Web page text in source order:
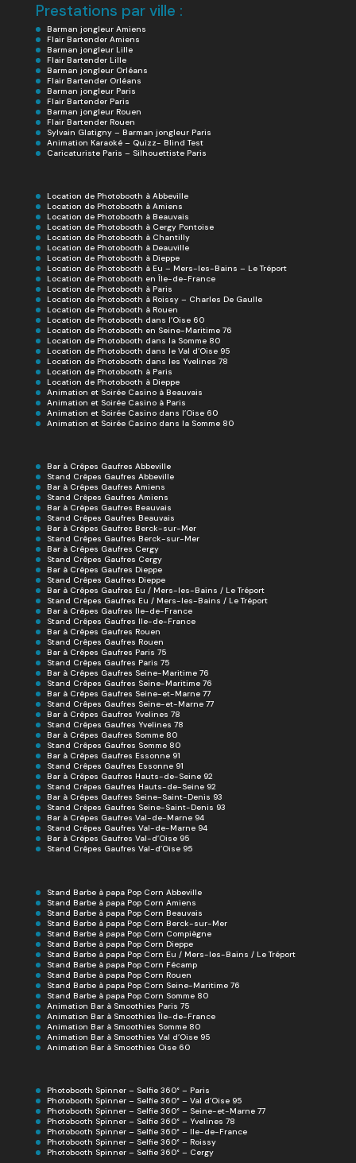
Prestations par ville :
Barman jongleur Amiens
Flair Bartender Amiens
Barman jongleur Lille
Flair Bartender Lille
Barman jongleur Orléans
Flair Bartender Orléans
Barman jongleur Paris
Flair Bartender Paris
Barman jongleur Rouen
Flair Bartender Rouen
Sylvain Glatigny – Barman jongleur Paris
Animation Karaoké – Quizz- Blind Test
Caricaturiste Paris – Silhouettiste Paris
Location de Photobooth à Abbeville
Location de Photobooth à Amiens
Location de Photobooth à Beauvais
Location de Photobooth à Cergy Pontoise
Location de Photobooth à Chantilly
Location de Photobooth à Deauville
Location de Photobooth à Dieppe
Location de Photobooth à Eu – Mers-les-Bains – Le Tréport
Location de Photobooth en Île-de-France
Location de Photobooth à Paris
Location de Photobooth à Roissy – Charles De Gaulle
Location de Photobooth à Rouen
Location de Photobooth dans l’Oise 60
Location de Photobooth en Seine-Maritime 76
Location de Photobooth dans la Somme 80
Location de Photobooth dans le Val d’Oise 95
Location de Photobooth dans les Yvelines 78
Location de Photobooth à Paris
Location de Photobooth à Dieppe
Animation et Soirée Casino à Beauvais
Animation et Soirée Casino à Paris
Animation et Soirée Casino dans l’Oise 60
Animation et Soirée Casino dans la Somme 80
Bar à Crêpes Gaufres Abbeville
Stand Crêpes Gaufres Abbeville
Bar à Crêpes Gaufres Amiens
Stand Crêpes Gaufres Amiens
Bar à Crêpes Gaufres Beauvais
Stand Crêpes Gaufres Beauvais
Bar à Crêpes Gaufres Berck-sur-Mer
Stand Crêpes Gaufres Berck-sur-Mer
Bar à Crêpes Gaufres Cergy
Stand Crêpes Gaufres Cergy
Bar à Crêpes Gaufres Dieppe
Stand Crêpes Gaufres Dieppe
Bar à Crêpes Gaufres Eu / Mers-les-Bains / Le Tréport
Stand Crêpes Gaufres Eu / Mers-les-Bains / Le Tréport
Bar à Crêpes Gaufres Ile-de-France
Stand Crêpes Gaufres Ile-de-France
Bar à Crêpes Gaufres Rouen
Stand Crêpes Gaufres Rouen
Bar à Crêpes Gaufres Paris 75
Stand Crêpes Gaufres Paris 75
Bar à Crêpes Gaufres Seine-Maritime 76
Stand Crêpes Gaufres Seine-Maritime 76
Bar à Crêpes Gaufres Seine-et-Marne 77
Stand Crêpes Gaufres Seine-et-Marne 77
Bar à Crêpes Gaufres Yvelines 78
Stand Crêpes Gaufres Yvelines 78
Bar à Crêpes Gaufres Somme 80
Stand Crêpes Gaufres Somme 80
Bar à Crêpes Gaufres Essonne 91
Stand Crêpes Gaufres Essonne 91
Bar à Crêpes Gaufres Hauts-de-Seine 92
Stand Crêpes Gaufres Hauts-de-Seine 92
Bar à Crêpes Gaufres Seine-Saint-Denis 93
Stand Crêpes Gaufres Seine-Saint-Denis 93
Bar à Crêpes Gaufres Val-de-Marne 94
Stand Crêpes Gaufres Val-de-Marne 94
Bar à Crêpes Gaufres Val-d’Oise 95
Stand Crêpes Gaufres Val-d’Oise 95
Stand Barbe à papa Pop Corn Abbeville
Stand Barbe à papa Pop Corn Amiens
Stand Barbe à papa Pop Corn Beauvais
Stand Barbe à papa Pop Corn Berck-sur-Mer
Stand Barbe à papa Pop Corn Compiègne
Stand Barbe à papa Pop Corn Dieppe
Stand Barbe à papa Pop Corn Eu / Mers-les-Bains / Le Tréport
Stand Barbe à papa Pop Corn Fécamp
Stand Barbe à papa Pop Corn Rouen
Stand Barbe à papa Pop Corn Seine-Maritime 76
Stand Barbe à papa Pop Corn Somme 80
Animation Bar à Smoothies Paris 75
Animation Bar à Smoothies Île-de-France
Animation Bar à Smoothies Somme 80
Animation Bar à Smoothies Val d’Oise 95
Animation Bar à Smoothies Oise 60
Photobooth Spinner – Selfie 360° – Paris
Photobooth Spinner – Selfie 360° – Val d’Oise 95
Photobooth Spinner – Selfie 360° – Seine-et-Marne 77
Photobooth Spinner – Selfie 360° – Yvelines 78
Photobooth Spinner – Selfie 360° – Ile-de-France
Photobooth Spinner – Selfie 360° – Roissy
Photobooth Spinner – Selfie 360° – Cergy